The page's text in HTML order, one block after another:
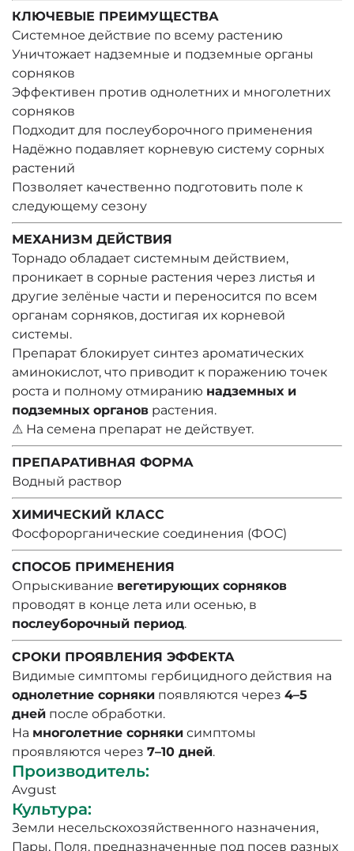
КЛЮЧЕВЫЕ ПРЕИМУЩЕСТВА
Системное действие по всему растению
Уничтожает надземные и подземные органы
сорняков
Эффективен против однолетних и многолетних
сорняков
Подходит для послеуборочного применения
Надёжно подавляет корневую систему сорных
растений
Позволяет качественно подготовить поле к
следующему сезону
МЕХАНИЗМ ДЕЙСТВИЯ
Торнадо обладает системным действием,
проникает в сорные растения через листья и
другие зелёные части и переносится по всем
органам сорняков, достигая их корневой
системы.
Препарат блокирует синтез ароматических
аминокислот, что приводит к поражению точек
роста и полному отмиранию надземных и
подземных органов растения.
⚠ На семена препарат не действует.
ПРЕПАРАТИВНАЯ ФОРМА
Водный раствор
ХИМИЧЕСКИЙ КЛАСС
Фосфорорганические соединения (ФОС)
СПОСОБ ПРИМЕНЕНИЯ
Опрыскивание вегетирующих сорняков
проводят в конце лета или осенью, в
послеуборочный период.
СРОКИ ПРОЯВЛЕНИЯ ЭФФЕКТА
Видимые симптомы гербицидного действия на
однолетние сорняки появляются через 4–5
дней после обработки.
На многолетние сорняки симптомы
проявляются через 7–10 дней.
Производитель:
Avgust
Культура:
Земли несельскохозяйственного назначения,
Пары, Поля, предназначенные под посев разных